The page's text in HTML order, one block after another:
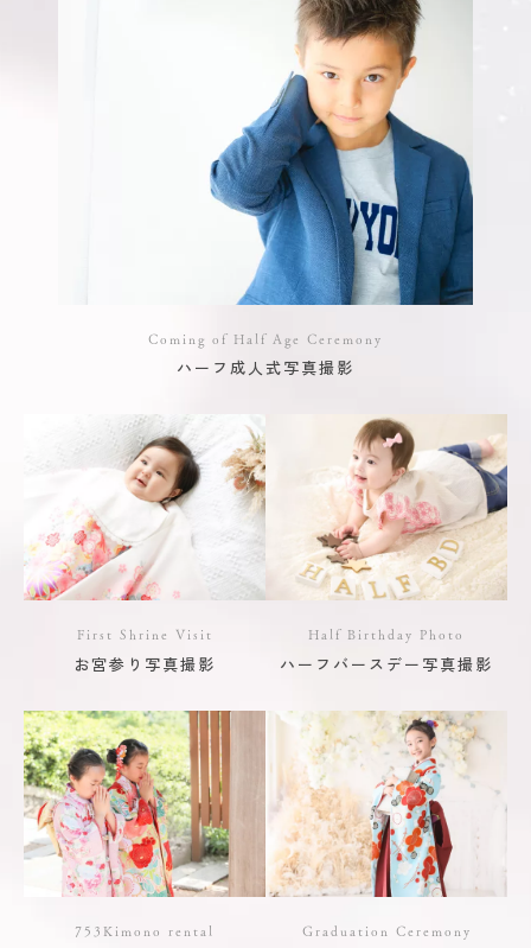
Coming of Half Age Ceremony
ハーフ成人式写真撮影
First Shrine Visit
お宮参り写真撮影
Half Birthday Photo
ハーフバースデー写真撮影
753Kimono rental Graduation Ceremony